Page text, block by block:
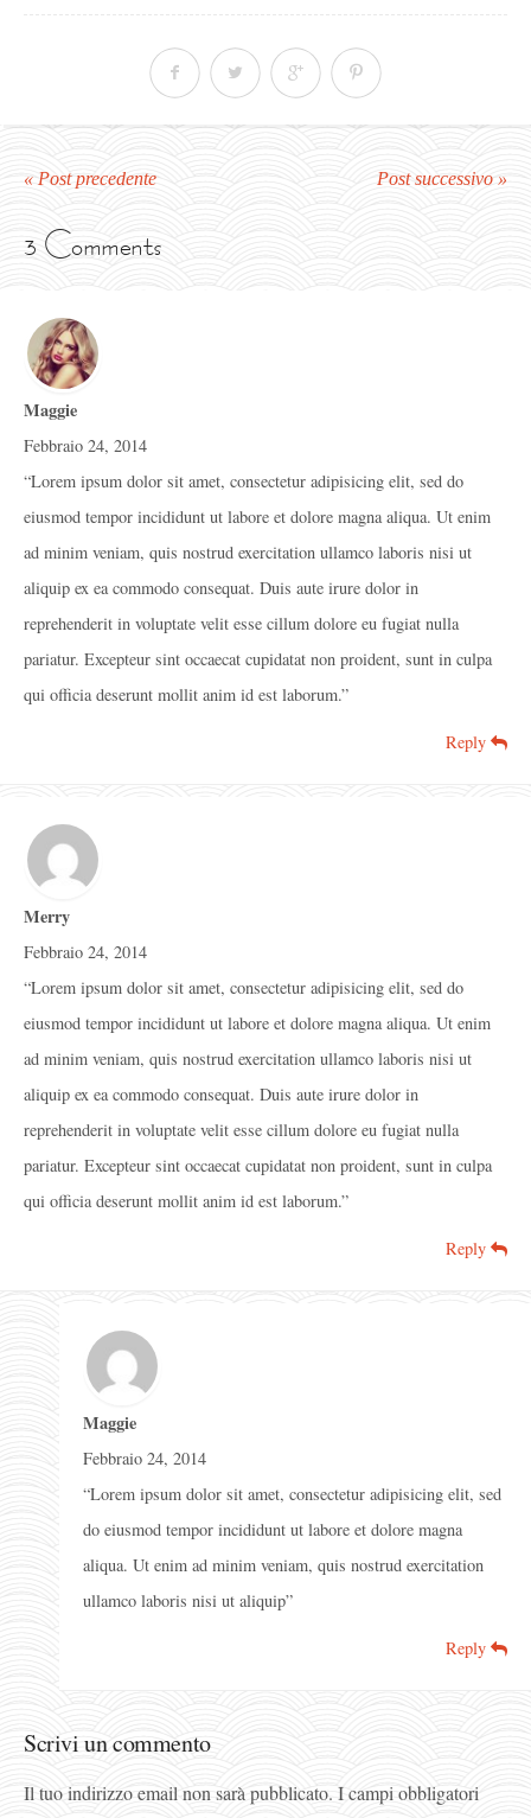
« Post precedente Post successivo »
3 Comments
Maggie
Febbraio 24, 2014
“Lorem ipsum dolor sit amet, consectetur adipisicing elit, sed do
eiusmod tempor incididunt ut labore et dolore magna aliqua. Ut enim
ad minim veniam, quis nostrud exercitation ullamco laboris nisi ut
aliquip ex ea commodo consequat. Duis aute irure dolor in
reprehenderit in voluptate velit esse cillum dolore eu fugiat nulla
pariatur. Excepteur sint occaecat cupidatat non proident, sunt in culpa
qui officia deserunt mollit anim id est laborum.”
Reply
Merry
Febbraio 24, 2014
“Lorem ipsum dolor sit amet, consectetur adipisicing elit, sed do
eiusmod tempor incididunt ut labore et dolore magna aliqua. Ut enim
ad minim veniam, quis nostrud exercitation ullamco laboris nisi ut
aliquip ex ea commodo consequat. Duis aute irure dolor in
reprehenderit in voluptate velit esse cillum dolore eu fugiat nulla
pariatur. Excepteur sint occaecat cupidatat non proident, sunt in culpa
qui officia deserunt mollit anim id est laborum.”
Reply
Maggie
Febbraio 24, 2014
“Lorem ipsum dolor sit amet, consectetur adipisicing elit, sed
do eiusmod tempor incididunt ut labore et dolore magna
aliqua. Ut enim ad minim veniam, quis nostrud exercitation
ullamco laboris nisi ut aliquip”
Reply
Scrivi un commento
Il tuo indirizzo email non sarà pubblicato. I campi obbligatori